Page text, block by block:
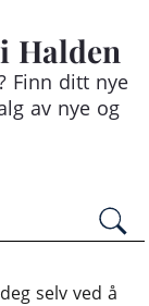
Halden
Finn ditt nye
av nye og
selv ved å